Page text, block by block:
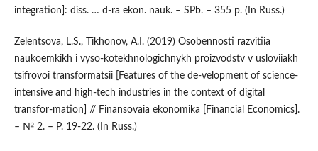
integration]: diss. … d-ra ekon. nauk. – SPb. – 355 p. (In Russ.)
Zelentsova, L.S., Tikhonov, A.I. (2019) Osobennosti razvitiia
naukoemkikh i vyso-kotekhnologichnykh proizvodstv v usloviiakh
tsifrovoi transformatsii [Features of the de-velopment of science-
intensive and high-tech industries in the context of digital
transfor-mation] // Finansovaia ekonomika [Financial Economics].
– № 2. – P. 19-22. (In Russ.)